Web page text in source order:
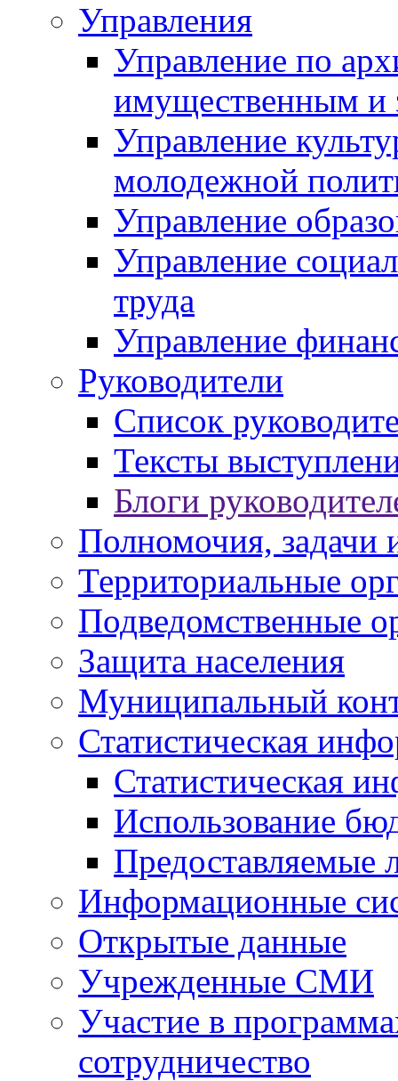
Управления
Управление по
имущественным и
Управление
молодежной
Управление
Управление
труда
Управление
Руководители
Список
Тексты
Блоги
Полномочия, задачи
Территориальные
Подведомственные
Защита населения
Муниципальный
Статистическая
Статистическая
Использование
Предоставляемые
Информационные
Открытые данные
Учрежденные СМИ
Участие в
сотрудничество